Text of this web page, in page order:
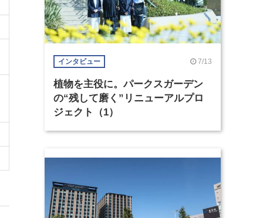
インタビュー 7/13
植物を主役に。パークスガーデン
の“残して磨く”リニューアルプロ
ジェクト（1）